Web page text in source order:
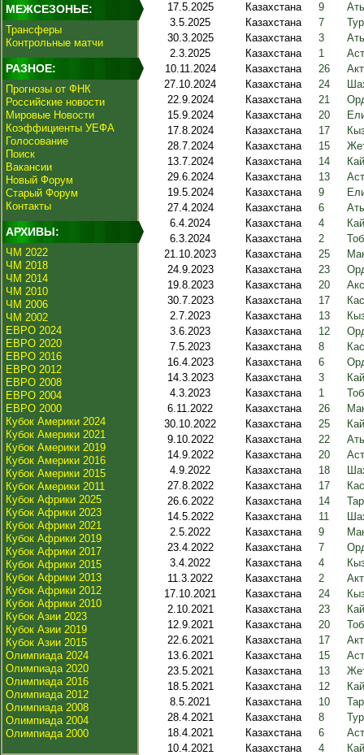
МЕЖСЕЗОНЬЕ:
Трансферы
Контрольные матчи
РАЗНОЕ:
Прогнозы от ФНК
Российские новости
Мировые Новости
Коэффициенты УЕФА
Голосование
Поиск
Вакансии
Новый Форум
Старый Форум
Контакты
АРХИВЫ:
ЧМ 2022
ЧМ 2018
ЧМ 2014
ЧМ 2010
ЧМ 2006
ЧМ 2002
ЕВРО 2024
ЕВРО 2020
ЕВРО 2016
ЕВРО 2012
ЕВРО 2008
ЕВРО 2004
ЕВРО 2000
Кубок Америки 2024
Кубок Америки 2021
Кубок Америки 2019
Кубок Америки 2016
Кубок Америки 2015
Кубок Америки 2011
Кубок Африки 2025
Кубок Африки 2023
Кубок Африки 2021
Кубок Африки 2019
Кубок Африки 2017
Кубок Африки 2015
Кубок Африки 2013
Кубок Африки 2012
Кубок Африки 2010
Кубок Азии 2023
Кубок Азии 2019
Кубок Азии 2015
Олимпиада 2024
Олимпиада 2020
Олимпиада 2016
Олимпиада 2012
Олимпиада 2008
Олимпиада 2004
Олимпиада 2000
17.5.2025
Казахстана 9
3.5.2025
Казахстана 7
30.3.2025
Казахстана 3
2.3.2025
Казахстана 1
10.11.2024
Казахстана 26
27.10.2024
Казахстана 24
22.9.2024
Казахстана 21
15.9.2024
Казахстана 20
17.8.2024
Казахстана 17
28.7.2024
Казахстана 15
13.7.2024
Казахстана 14
29.6.2024
Казахстана 13
19.5.2024
Казахстана 9
27.4.2024
Казахстана 6
6.4.2024
Казахстана 4
6.3.2024
Казахстана 2
21.10.2023
Казахстана 25
24.9.2023
Казахстана 23
19.8.2023
Казахстана 20
30.7.2023
Казахстана 17
2.7.2023
Казахстана 13
3.6.2023
Казахстана 12
7.5.2023
Казахстана 8
16.4.2023
Казахстана 6
14.3.2023
Казахстана 3
4.3.2023
Казахстана 1
6.11.2022
Казахстана 26
30.10.2022
Казахстана 25
9.10.2022
Казахстана 22
14.9.2022
Казахстана 20
4.9.2022
Казахстана 18
27.8.2022
Казахстана 17
26.6.2022
Казахстана 14
14.5.2022
Казахстана 11
2.5.2022
Казахстана 9
23.4.2022
Казахстана 7
3.4.2022
Казахстана 4
11.3.2022
Казахстана 2
17.10.2021
Казахстана 24
2.10.2021
Казахстана 23
12.9.2021
Казахстана 20
22.6.2021
Казахстана 17
13.6.2021
Казахстана 15
23.5.2021
Казахстана 13
18.5.2021
Казахстана 12
8.5.2021
Казахстана 10
28.4.2021
Казахстана 8
18.4.2021
Казахстана 6
10.4.2021
Казахстана 4